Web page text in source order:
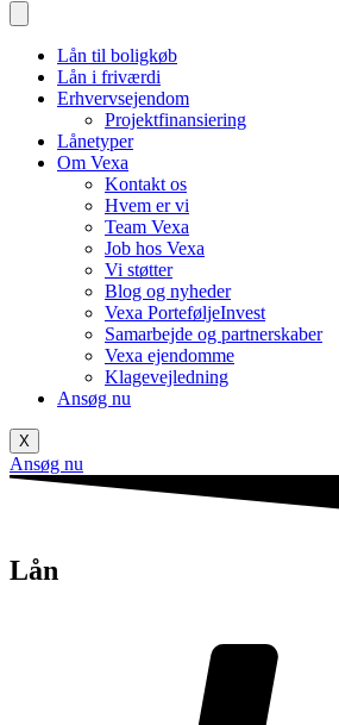
Lån til boligkøb
Lån i friværdi
Erhvervsejendom
Projektfinansiering
Lånetyper
Om Vexa
Kontakt os
Hvem er vi
Team Vexa
Job hos Vexa
Vi støtter
Blog og nyheder
Vexa PorteføljeInvest
Samarbejde og partnerskaber
Vexa ejendomme
Klagevejledning
Ansøg nu
X
Ansøg nu
Lån